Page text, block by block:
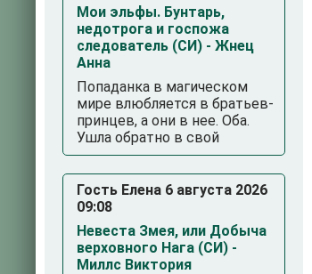
Мои эльфы. Бунтарь,
недотрога и госпожа
следователь (СИ) - Жнец
Анна
Попаданка в магическом
мире влюбляется в братьев-
принцев, а они в нее. Оба.
Ушла обратно в свой
Гость Елена 6 августа 2026
09:08
Невеста Змея, или Добыча
верховного Нага (СИ) -
Миллс Виктория